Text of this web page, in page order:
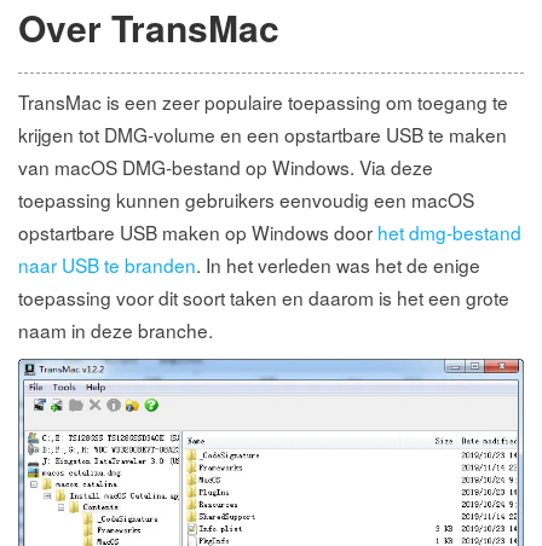
Over TransMac
TransMac is een zeer populaire toepassing om toegang te
krijgen tot DMG-volume en een opstartbare USB te maken
van macOS DMG-bestand op Windows. Via deze
toepassing kunnen gebruikers eenvoudig een macOS
opstartbare USB maken op Windows door het dmg-bestand
naar USB te branden. In het verleden was het de enige
toepassing voor dit soort taken en daarom is het een grote
naam in deze branche.